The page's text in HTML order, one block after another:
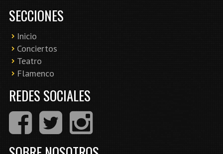
SECCIONES
Inicio
Conciertos
Teatro
Flamenco
REDES SOCIALES